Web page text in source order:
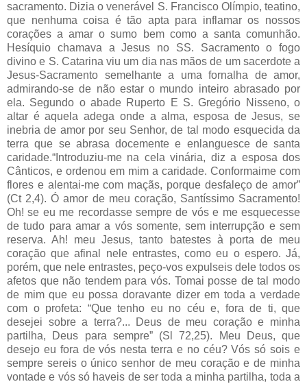
sacramento. Dizia o venerável S. Francisco Olímpio, teatino,
que nenhuma coisa é tão apta para inflamar os nossos
corações a amar o sumo bem como a santa comunhão.
Hesíquio chamava a Jesus no SS. Sacramento o fogo
divino e S. Catarina viu um dia nas mãos de um sacerdote a
Jesus-Sacramento semelhante a uma fornalha de amor,
admirando-se de não estar o mundo inteiro abrasado por
ela. Segundo o abade Ruperto E S. Gregório Nisseno, o
altar é aquela adega onde a alma, esposa de Jesus, se
inebria de amor por seu Senhor, de tal modo esquecida da
terra que se abrasa docemente e enlanguesce de santa
caridade.“Introduziu-me na cela vinária, diz a esposa dos
Cânticos, e ordenou em mim a caridade. Conformaime com
flores e alentai-me com maçãs, porque desfaleço de amor”
(Ct 2,4). Ó amor de meu coração, Santíssimo Sacramento!
Oh! se eu me recordasse sempre de vós e me esquecesse
de tudo para amar a vós somente, sem interrupção e sem
reserva. Ah! meu Jesus, tanto batestes à porta de meu
coração que afinal nele entrastes, como eu o espero. Já,
porém, que nele entrastes, peço-vos expulseis dele todos os
afetos que não tendem para vós. Tomai posse de tal modo
de mim que eu possa doravante dizer em toda a verdade
com o profeta: “Que tenho eu no céu e, fora de ti, que
desejei sobre a terra?... Deus de meu coração e minha
partilha, Deus para sempre” (Sl 72,25). Meu Deus, que
desejo eu fora de vós nesta terra e no céu? Vós só sois e
sempre sereis o único senhor de meu coração e de minha
vontade e vós só haveis de ser toda a minha partilha, toda a